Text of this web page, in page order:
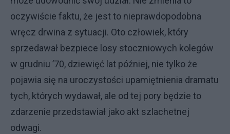
oczywiście faktu, że jest to nieprawdopodobna
wręcz drwina z sytuacji. Oto człowiek, który
sprzedawał bezpiece losy stoczniowych kolegów
w grudniu ’70, dziewięć lat później, nie tylko że
pojawia się na uroczystości upamiętnienia dramatu
tych, których wydawał, ale od tej pory będzie to
zdarzenie przedstawiał jako akt szlachetnej
odwagi.